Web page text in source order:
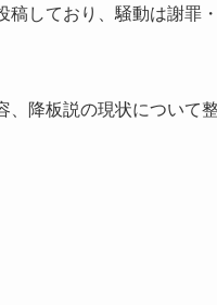
稿しており、騒動は謝罪
降板説の現状について